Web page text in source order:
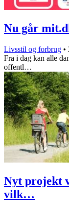
Nu går
Livsstil og forbrug •
Fra i dag kan alle
offentl…
Nyt projekt
vilk…